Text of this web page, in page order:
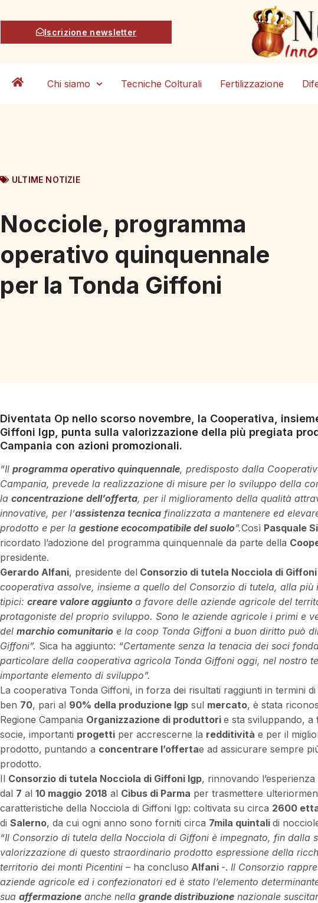
Iscrizione newsletter
Chi siamo Tecniche Colturali Fertilizzazione
ULTIME NOTIZIE
Nocciole, programma
operativo quinquennale
per la Tonda Giffoni
Diventata Op nello scorso novembre, la Cooperativa,
Giffoni Igp, punta sulla valorizzazione della più pregiata
Campania con azioni promozionali.
“Il programma operativo quinquennale, predisposto dalla
Campania, prevede la realizzazione di misure per lo sviluppo della
la concentrazione dell’offerta, per il miglioramento della qualità
innovative, per l’assistenza tecnica finalizzata a mantenere ed
prodotto e per la gestione ecocompatibile del suolo”.Così Pasquale
ricordato l’adozione del programma quinquennale da parte della
presidente.
Gerardo Alfani, presidente del Consorzio di tutela Nocciola di Giffoni
cooperativa assolve, insieme a quello del Consorzio di tutela, alla
tipici: creare valore aggiunto a favore delle aziende agricole del
protagoniste del proprio sviluppo. Sono le aziende agricole i primi e
del marchio comunitario e la coop Tonda Giffoni a buon diritto può
Giffoni”. Sica ha aggiunto: “Certamente senza la tenacia dei soci
particolare della cooperativa agricola Tonda Giffoni oggi, nel nostro
importante elemento di sviluppo”.
La cooperativa Tonda Giffoni, in forza dei risultati raggiunti in termini
ben 70, pari al 90% della produzione Igp sul mercato, è stata
Regione Campania Organizzazione di produttori e sta sviluppando, a
socie, importanti progetti per accrescerne la redditività e per il
prodotto, puntando a concentrare l’offertae ad assicurare sempre
prodotto.
Il Consorzio di tutela Nocciola di Giffoni Igp, rinnovando
dal 7 al 10 maggio 2018 al Cibus di Parma per trasmettere
caratteristiche della Nocciola di Giffoni Igp: coltivata su circa 2600
di Salerno, da cui ogni anno sono forniti circa 7mila quintali di
“Il Consorzio di tutela della Nocciola di Giffoni è impegnato, fin dalla
valorizzazione di questo straordinario prodotto espressione della
territorio dei monti Picentini – ha concluso Alfani -. Il Consorzio
aziende agricole ed i confezionatori ed è stato l’elemento
sua affermazione anche nella grande distribuzione nazionale